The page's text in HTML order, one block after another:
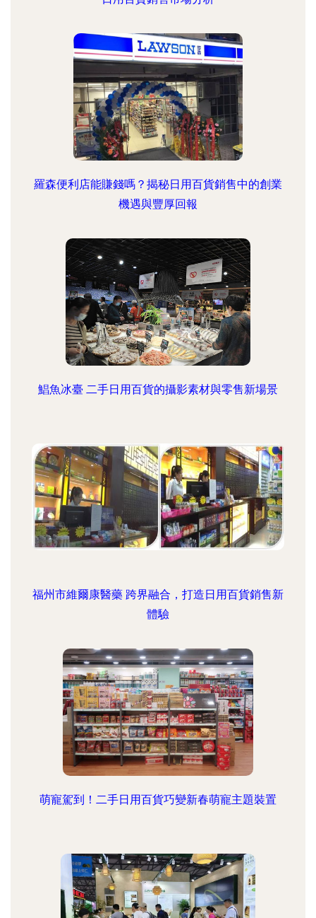
羅森便利店能賺錢嗎？揭秘日用百貨銷售中的創業
機遇與豐厚回報
鯧魚冰臺 二手日用百貨的攝影素材與零售新場景
福州市維爾康醫藥 跨界融合，打造日用百貨銷售新
體驗
萌寵駕到！二手日用百貨巧變新春萌寵主題裝置